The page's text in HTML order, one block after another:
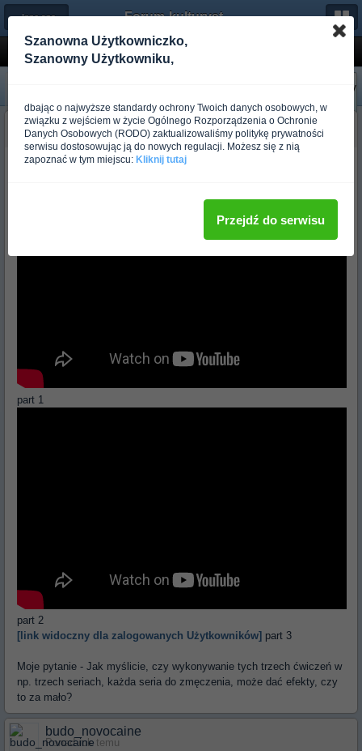
← Inne sporty Forum-kulturystyka.pl
Brzuch raz jeszcze...
Poprzedni
Następny
»
budo_skylark1987
Ponad rok temu
Znalazłem przed chwilą w internecie film podzielony na trzy części i
part 1
part 2
[link widoczny dla zalogowanych Użytkowników] part 3
Moje pytanie - Jak myślicie, czy wykonywanie tych trzech ćwiczeń w
np. trzech seriach, każda seria do zmęczenia, może dać efekty, czy
to za mało?
budo_novocaine
Ponad rok temu
Szanowna Użytkowniczko,
Szanowny Użytkowniku,
dbając o najwyższe standardy ochrony Twoich danych osobowych, w
związku z wejściem w życie Ogólnego Rozporządzenia o Ochronie
Danych Osobowych (RODO) zaktualizowaliśmy politykę prywatności
serwisu dostosowując ją do nowych regulacji. Możesz się z nią
zapoznać w tym miejscu: Kliknij tutaj
Przejdź do serwisu